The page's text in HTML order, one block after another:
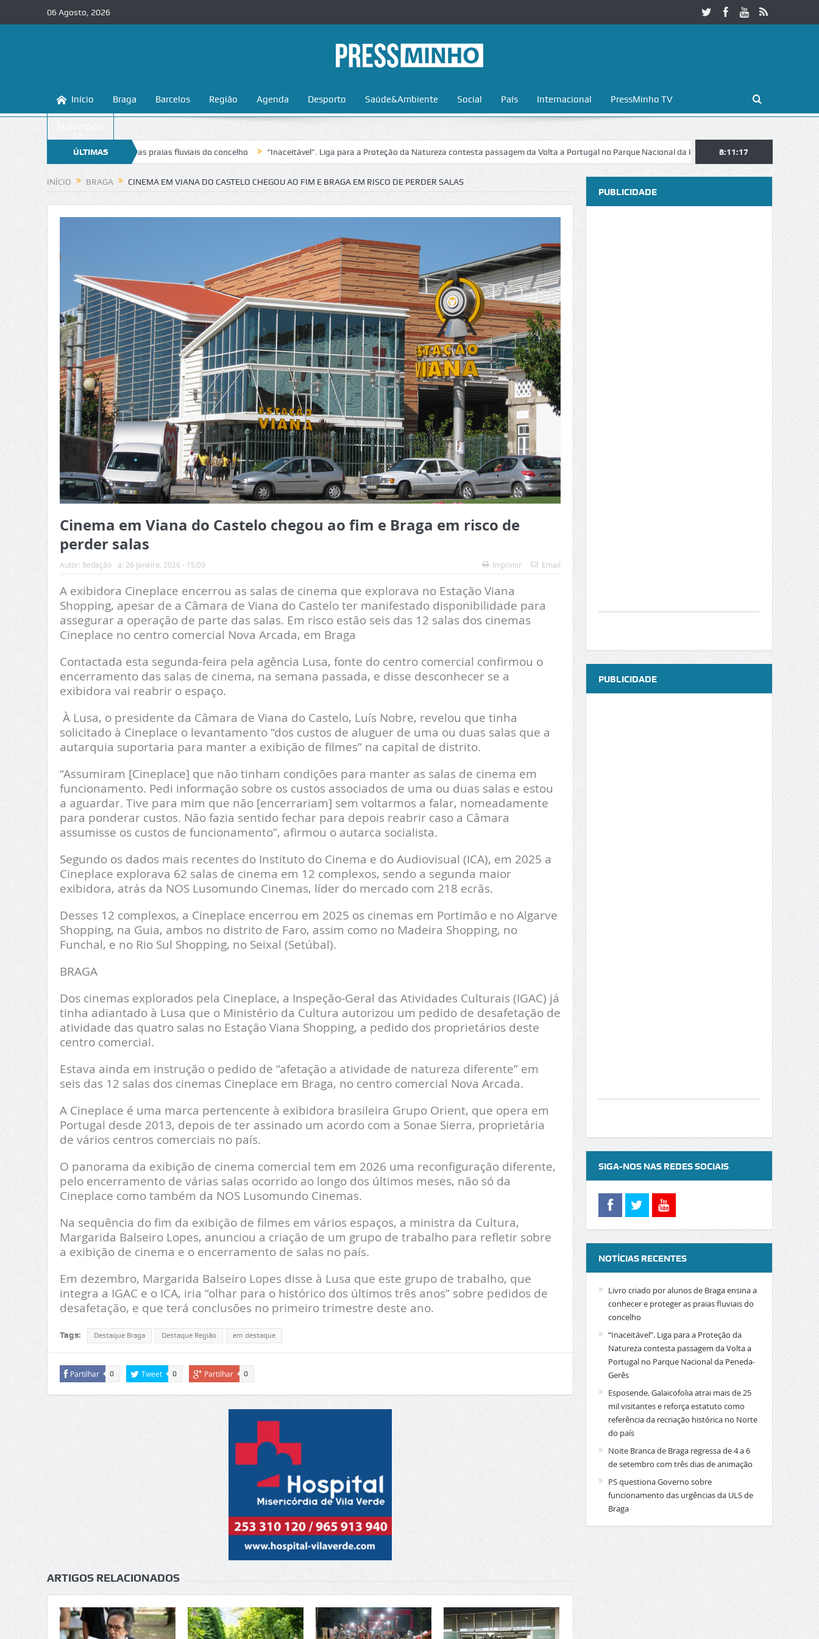
06 Agosto, 2026
Início Braga Barcelos Região Agenda Desporto Saúde&Ambiente Social País Internacional PressMinho TV
Multimédia
ÚLTIMAS
NOTÍCIAS
a conhecer e proteger as praias fluviais do concelho “Inaceitável”. Liga para a Proteção da Natureza contesta passagem da Volta a Portugal no Parque Nacional da Peneda-Gerês Esposende. Galaicofolia
8:11:18
INÍCIO BRAGA CINEMA EM VIANA DO CASTELO CHEGOU AO FIM E BRAGA EM RISCO DE PERDER SALAS
Cinema em Viana do Castelo chegou ao fim e Braga em risco de
perder salas
Autor: Redação a: 26 Janeiro, 2026 - 15:09 Imprimir Email
A exibidora Cineplace encerrou as salas de cinema que explorava no Estação Viana
Shopping, apesar de a Câmara de Viana do Castelo ter manifestado disponibilidade para
assegurar a operação de parte das salas. Em risco estão seis das 12 salas dos cinemas
Cineplace no centro comercial Nova Arcada, em Braga
Contactada esta segunda-feira pela agência Lusa, fonte do centro comercial confirmou o
encerramento das salas de cinema, na semana passada, e disse desconhecer se a
exibidora vai reabrir o espaço.
À Lusa, o presidente da Câmara de Viana do Castelo, Luís Nobre, revelou que tinha
solicitado à Cineplace o levantamento “dos custos de aluguer de uma ou duas salas que a
autarquia suportaria para manter a exibição de filmes” na capital de distrito.
“Assumiram [Cineplace] que não tinham condições para manter as salas de cinema em
funcionamento. Pedi informação sobre os custos associados de uma ou duas salas e estou
a aguardar. Tive para mim que não [encerrariam] sem voltarmos a falar, nomeadamente
para ponderar custos. Não fazia sentido fechar para depois reabrir caso a Câmara
assumisse os custos de funcionamento”, afirmou o autarca socialista.
Segundo os dados mais recentes do Instituto do Cinema e do Audiovisual (ICA), em 2025 a
Cineplace explorava 62 salas de cinema em 12 complexos, sendo a segunda maior
exibidora, atrás da NOS Lusomundo Cinemas, líder do mercado com 218 ecrãs.
Desses 12 complexos, a Cineplace encerrou em 2025 os cinemas em Portimão e no Algarve
Shopping, na Guia, ambos no distrito de Faro, assim como no Madeira Shopping, no
Funchal, e no Rio Sul Shopping, no Seixal (Setúbal).
BRAGA
Dos cinemas explorados pela Cineplace, a Inspeção-Geral das Atividades Culturais (IGAC) já
tinha adiantado à Lusa que o Ministério da Cultura autorizou um pedido de desafetação de
atividade das quatro salas no Estação Viana Shopping, a pedido dos proprietários deste
centro comercial.
Estava ainda em instrução o pedido de “afetação a atividade de natureza diferente” em
seis das 12 salas dos cinemas Cineplace em Braga, no centro comercial Nova Arcada.
A Cineplace é uma marca pertencente à exibidora brasileira Grupo Orient, que opera em
Portugal desde 2013, depois de ter assinado um acordo com a Sonae Sierra, proprietária
de vários centros comerciais no país.
O panorama da exibição de cinema comercial tem em 2026 uma reconfiguração diferente,
pelo encerramento de várias salas ocorrido ao longo dos últimos meses, não só da
Cineplace como também da NOS Lusomundo Cinemas.
Na sequência do fim da exibição de filmes em vários espaços, a ministra da Cultura,
Margarida Balseiro Lopes, anunciou a criação de um grupo de trabalho para refletir sobre
a exibição de cinema e o encerramento de salas no país.
Em dezembro, Margarida Balseiro Lopes disse à Lusa que este grupo de trabalho, que
integra a IGAC e o ICA, iria “olhar para o histórico dos últimos três anos” sobre pedidos de
desafetação, e que terá conclusões no primeiro trimestre deste ano.
Tags: Destaque Braga Destaque Região em destaque
Partilhar 0 Tweet 0 Partilhar 0
ARTIGOS RELACIONADOS
PUBLICIDADE
PUBLICIDADE
SIGA-NOS NAS REDES SOCIAIS
NOTÍCIAS RECENTES
Livro criado por alunos de Braga ensina a
conhecer e proteger as praias fluviais do
concelho
“Inaceitável”. Liga para a Proteção da
Natureza contesta passagem da Volta a
Portugal no Parque Nacional da Peneda-
Gerês
Esposende. Galaicofolia atrai mais de 25
mil visitantes e reforça estatuto como
referência da recriação histórica no Norte
do país
Noite Branca de Braga regressa de 4 a 6
de setembro com três dias de animação
PS questiona Governo sobre
funcionamento das urgências da ULS de
Braga